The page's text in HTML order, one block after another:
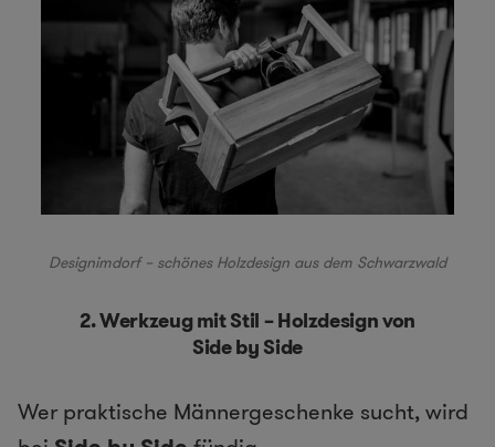
Designimdorf – schönes Holzdesign aus dem Schwarzwald
2.Werkzeug mit Stil – Holzdesign von
Side by Side
Wer praktische Männergeschenke sucht, wird